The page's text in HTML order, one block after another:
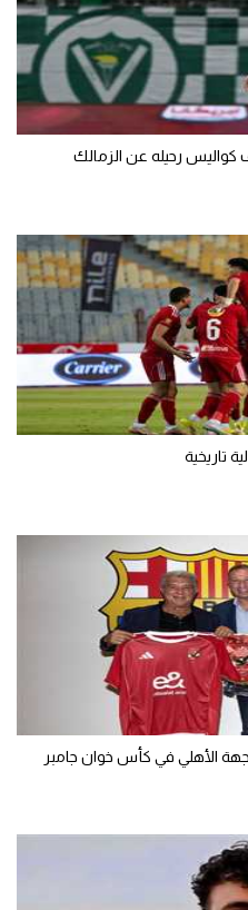
رحيله عن الزمالك
تاريخية
الأهلي في كأس خوان جامبر